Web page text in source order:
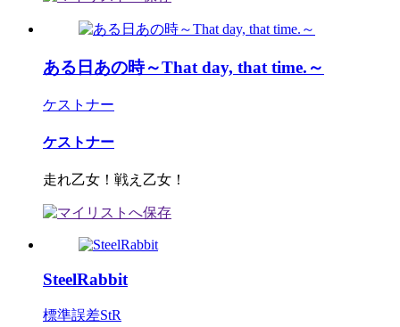
ある日あの時～That day, that time.～
ケストナー
ケストナー
走れ乙女！戦え乙女！
SteelRabbit
標準誤差StR